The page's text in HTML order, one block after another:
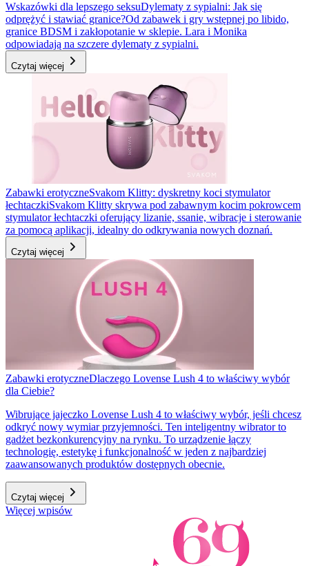
Wskazówki dla lepszego seksuDylematy z sypialni: Jak się
odprężyć i stawiać granice?Od zabawek i gry wstępnej po libido,
granice BDSM i zakłopotanie w sklepie. Lara i Monika
odpowiadają na szczere dylematy z sypialni.
Czytaj więcej
Zabawki erotyczneSvakom Klitty: dyskretny koci stymulator
łechtaczkiSvakom Klitty skrywa pod zabawnym kocim pokrowcem
stymulator łechtaczki oferujący lizanie, ssanie, wibracje i sterowanie
za pomocą aplikacji, idealny do odkrywania nowych doznań.
Czytaj więcej
Zabawki erotyczneDlaczego Lovense Lush 4 to właściwy wybór
dla Ciebie?
Wibrujące jajeczko Lovense Lush 4 to właściwy wybór, jeśli chcesz
odkryć nowy wymiar przyjemności. Ten inteligentny wibrator to
gadżet bezkonkurencyjny na rynku. To urządzenie łączy
technologię, estetykę i funkcjonalność w jeden z najbardziej
zaawansowanych produktów dostępnych obecnie.
Czytaj więcej
Więcej wpisów